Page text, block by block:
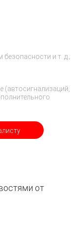
и т. д.;
(автосигнализаций,
от